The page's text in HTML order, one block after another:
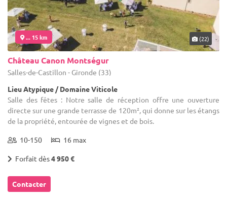
... 15 km (22)
Château Canon Montségur
Salles-de-Castillon - Gironde (33)
Lieu Atypique / Domaine Viticole
Salle des fêtes : Notre salle de réception offre une ouverture
directe sur une grande terrasse de 120m², qui donne sur les étangs
de la propriété, entourée de vignes et de bois.
10-150 16 max
Forfait dès4 950 €
Contacter